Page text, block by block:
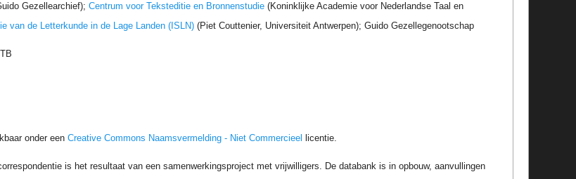
Gezellearchief);Centrum voor Teksteditie en Bronnenstudie (Koninklijke Academie voor Nederlandse Taal en
van de Letterkunde in de Lage Landen (ISLN) (Piet Couttenier, Universiteit Antwerpen); Guido Gezellegenootschap
onder eenCreative Commons Naamsvermelding - Niet Commercieel licentie.
is het resultaat van een samenwerkingsproject met vrijwilligers. De databank is in opbouw, aanvullingen